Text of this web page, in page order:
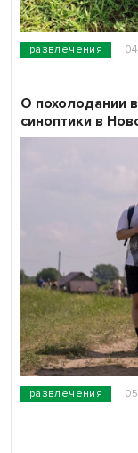
развлечения
развлечения
О похолодании
синоптики в